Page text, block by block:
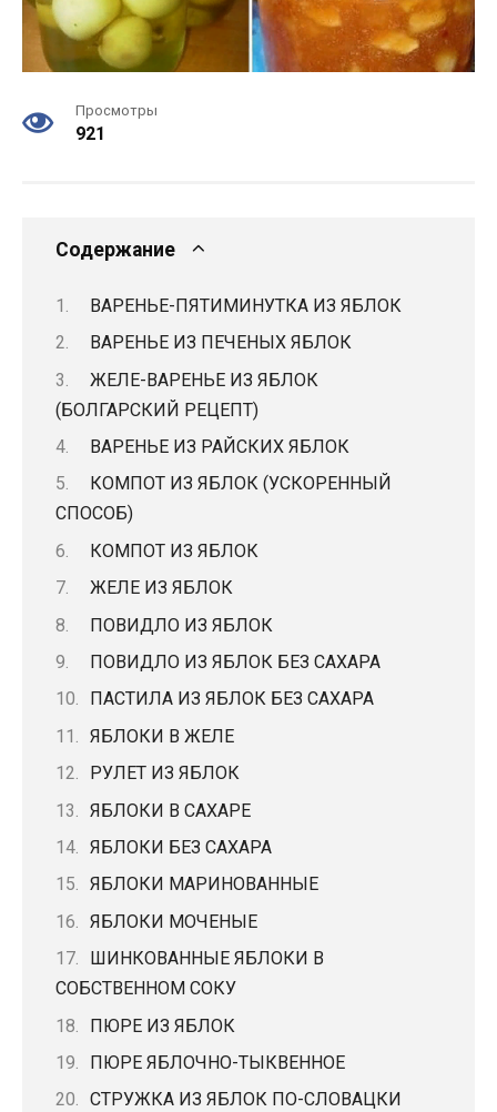
Просмотры
921
Содержание
ВАРЕНЬЕ-ПЯТИМИНУТКА ИЗ ЯБЛОК
ВАРЕНЬЕ ИЗ ПЕЧЕНЫХ ЯБЛОК
ЖЕЛЕ-ВАРЕНЬЕ ИЗ ЯБЛОК
(БОЛГАРСКИЙ РЕЦЕПТ)
ВАРЕНЬЕ ИЗ РАЙСКИХ ЯБЛОК
КОМПОТ ИЗ ЯБЛОК (УСКОРЕННЫЙ
СПОСОБ)
КОМПОТ ИЗ ЯБЛОК
ЖЕЛЕ ИЗ ЯБЛОК
ПОВИДЛО ИЗ ЯБЛОК
ПОВИДЛО ИЗ ЯБЛОК БЕЗ САХАРА
ПАСТИЛА ИЗ ЯБЛОК БЕЗ САХАРА
ЯБЛОКИ В ЖЕЛЕ
РУЛЕТ ИЗ ЯБЛОК
ЯБЛОКИ В САХАРЕ
ЯБЛОКИ БЕЗ САХАРА
ЯБЛОКИ МАРИНОВАННЫЕ
ЯБЛОКИ МОЧЕНЫЕ
ШИНКОВАННЫЕ ЯБЛОКИ В
СОБСТВЕННОМ СОКУ
ПЮРЕ ИЗ ЯБЛОК
ПЮРЕ ЯБЛОЧНО-ТЫКВЕННОЕ
СТРУЖКА ИЗ ЯБЛОК ПО-СЛОВАЦКИ